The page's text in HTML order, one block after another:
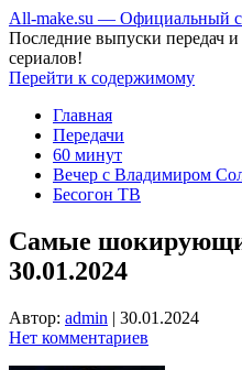
All-make.su — Официальный
Последние выпуски передач
сериалов!
Перейти к содержимому
Главная
Передачи
60 минут
Вечер с Владимиром
Бесогон ТВ
Самые
30.01.2024
Автор: admin | 30.01.2024
Нет комментариев